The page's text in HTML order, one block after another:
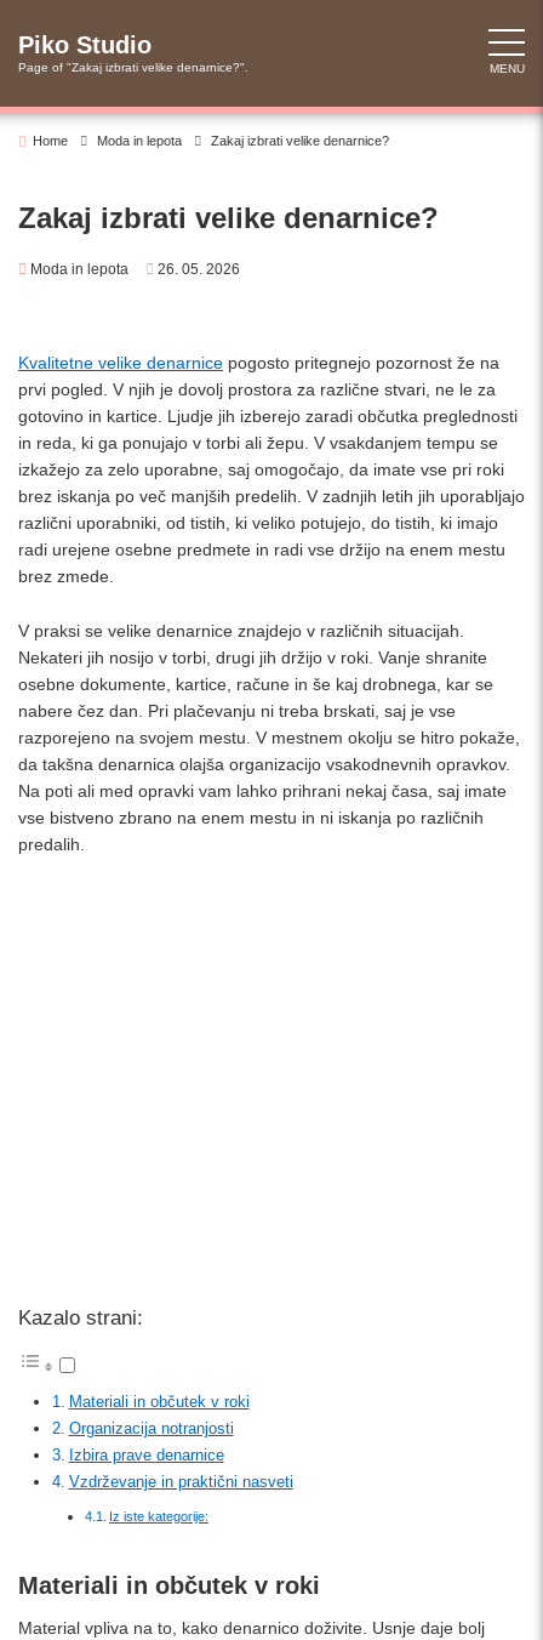
content
Piko Studio
Page of "Zakaj izbrati velike denarnice?". MENU
Home Moda in lepota Zakaj izbrati velike denarnice?
Zakaj izbrati velike denarnice?
Moda in lepota 26. 05. 2026
Kvalitetne velike denarnice pogosto pritegnejo pozornost že na
prvi pogled. V njih je dovolj prostora za različne stvari, ne le za
gotovino in kartice. Ljudje jih izberejo zaradi občutka preglednosti
in reda, ki ga ponujajo v torbi ali žepu. V vsakdanjem tempu se
izkažejo za zelo uporabne, saj omogočajo, da imate vse pri roki
brez iskanja po več manjših predelih. V zadnjih letih jih uporabljajo
različni uporabniki, od tistih, ki veliko potujejo, do tistih, ki imajo
radi urejene osebne predmete in radi vse držijo na enem mestu
brez zmede.
V praksi se velike denarnice znajdejo v različnih situacijah.
Nekateri jih nosijo v torbi, drugi jih držijo v roki. Vanje shranite
osebne dokumente, kartice, račune in še kaj drobnega, kar se
nabere čez dan. Pri plačevanju ni treba brskati, saj je vse
razporejeno na svojem mestu. V mestnem okolju se hitro pokaže,
da takšna denarnica olajša organizacijo vsakodnevnih opravkov.
Na poti ali med opravki vam lahko prihrani nekaj časa, saj imate
vse bistveno zbrano na enem mestu in ni iskanja po različnih
predalih.
Kazalo strani:
Materiali in občutek v roki
Organizacija notranjosti
Izbira prave denarnice
Vzdrževanje in praktični nasveti
Iz iste kategorije:
Materiali in občutek v roki
Material vpliva na to, kako denarnico doživite. Usnje daje bolj